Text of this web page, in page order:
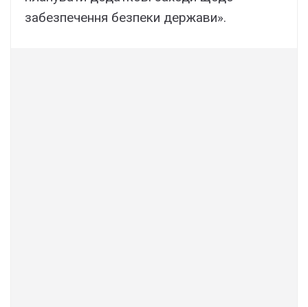
забезпечення безпеки держави».